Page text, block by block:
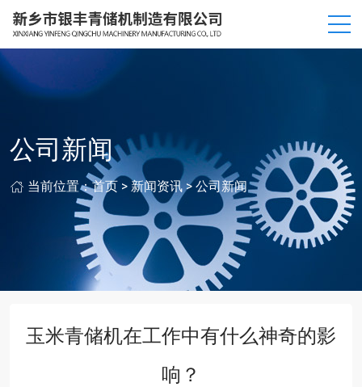
公司新闻
当前位置：首页 > 新闻资讯 >公司新闻
玉米青储机在工作中有什么神奇的影
响？